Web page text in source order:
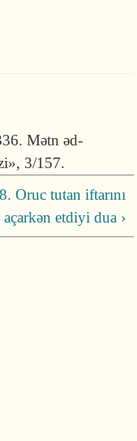
Mətn əd-
3/157.
Oruc tutan iftarını
açarkən etdiyi dua ›